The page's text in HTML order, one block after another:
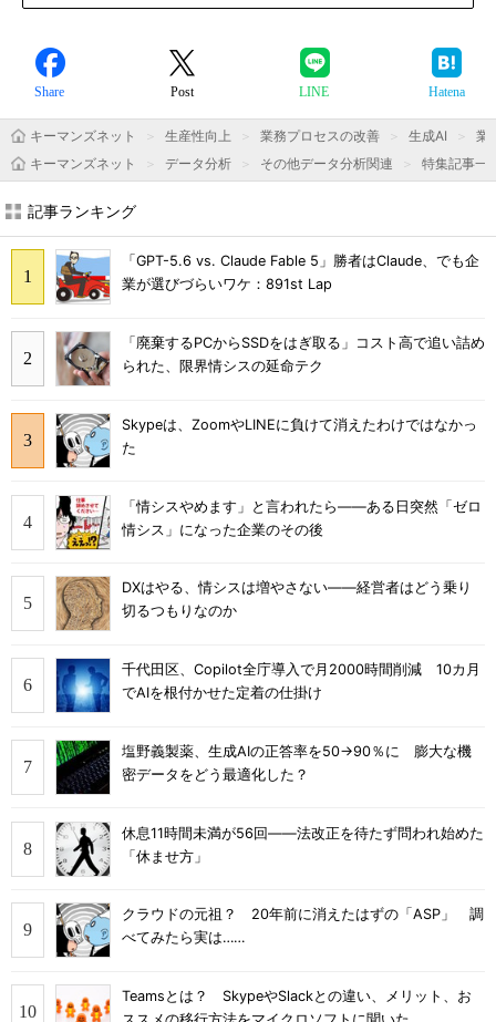
Share Post LINE Hatena
キーマンズネット 生産性向上 業務プロセスの改善 生成AI
業
キーマンズネット
データ分析 その他データ分析関連 特集記事一
記事ランキング
「GPT-5.6 vs. Claude Fable 5」勝者はClaude、でも企
業が選びづらいワケ：891st Lap
「廃棄するPCからSSDをはぎ取る」コスト高で追い詰め
られた、限界情シスの延命テク
Skypeは、ZoomやLINEに負けて消えたわけではなかっ
た
「情シスやめます」と言われたら――ある日突然「ゼロ
情シス」になった企業のその後
DXはやる、情シスは増やさない――経営者はどう乗り
切るつもりなのか
千代田区、Copilot全庁導入で月2000時間削減 10カ月
でAIを根付かせた定着の仕掛け
塩野義製薬、生成AIの正答率を50→90％に 膨大な機
密データをどう最適化した？
休息11時間未満が56回――法改正を待たず問われ始めた
「休ませ方」
クラウドの元祖？ 20年前に消えたはずの「ASP」 調
べてみたら実は……
Teamsとは？ SkypeやSlackとの違い、メリット、お